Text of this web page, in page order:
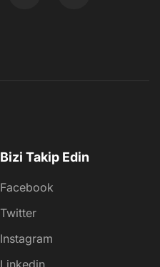
Bizi Takip Edin
Facebook
Twitter
Instagram